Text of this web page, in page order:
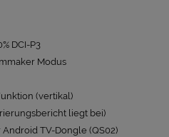
DCI-P3
Modus
(vertikal)
liegt bei)
TV-Dongle (QS02)